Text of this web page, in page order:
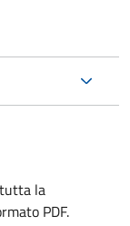
la
PDF.